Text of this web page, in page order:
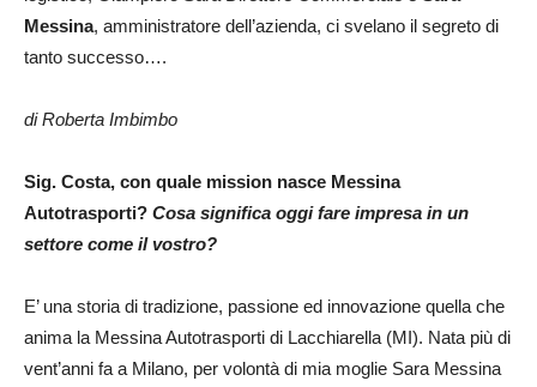
Messina, amministratore dell’azienda, ci svelano il segreto di
tanto successo….
di Roberta Imbimbo
Sig. Costa, con quale mission nasce Messina
Autotrasporti? Cosa significa oggi fare impresa in un
settore come il vostro?
E’ una storia di tradizione, passione ed innovazione quella che
anima la Messina Autotrasporti di Lacchiarella (MI). Nata più di
vent’anni fa a Milano, per volontà di mia moglie Sara Messina